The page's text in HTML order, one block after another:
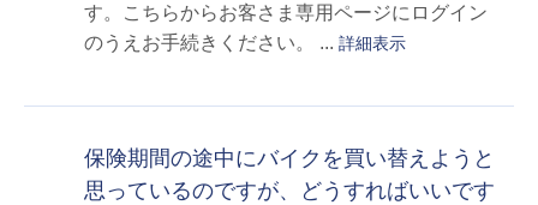
す。こちらからお客さま専用ページにログイン
のうえお手続きください。 ... 詳細表示
保険期間の途中にバイクを買い替えようと
思っているのですが、どうすればいいです